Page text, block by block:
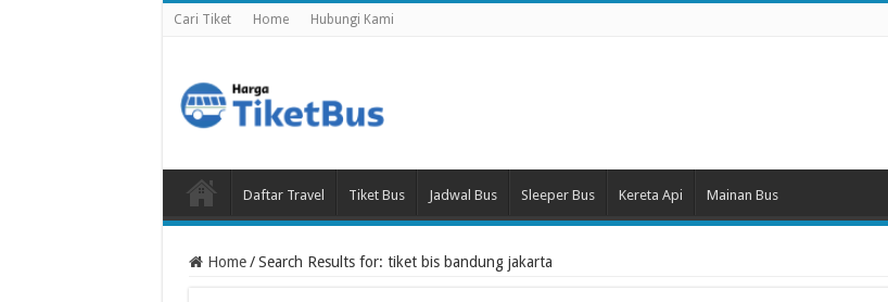
Cari Tiket Home Hubungi Kami
Daftar Travel Tiket Bus Jadwal Bus Sleeper Bus Kereta Api Mainan Bus
Home / Search Results for: tiket bis bandung jakarta